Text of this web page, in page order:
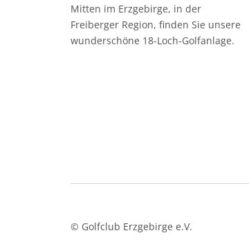
Mitten im Erzgebirge, in der
Freiberger Region, finden Sie unsere
wunderschöne 18-Loch-Golfanlage.
© Golfclub Erzgebirge e.V.